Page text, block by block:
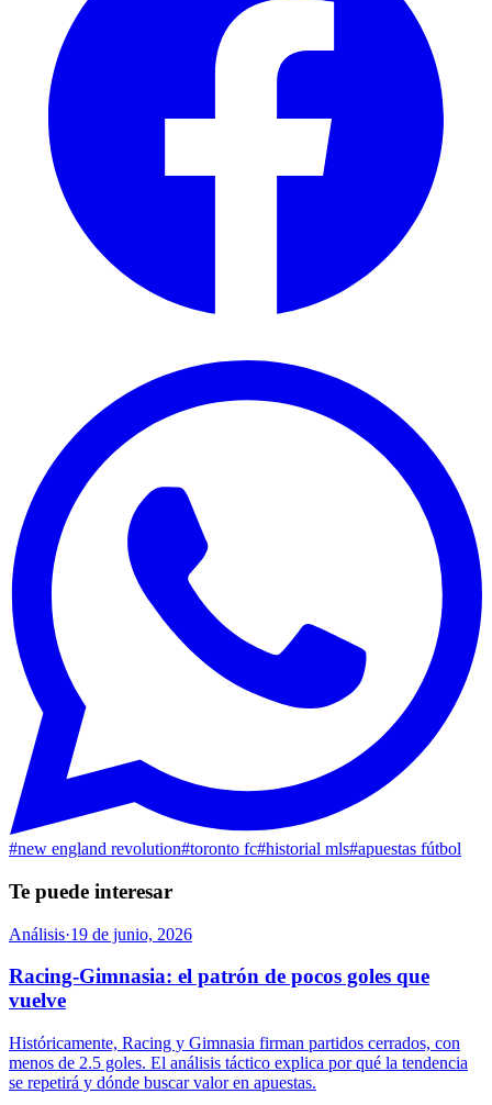
#new england revolution#toronto fc#historial mls#apuestas fútbol
Te puede interesar
Análisis·19 de junio, 2026
Racing-Gimnasia: el patrón de pocos goles que
vuelve
Históricamente, Racing y Gimnasia firman partidos cerrados, con
menos de 2.5 goles. El análisis táctico explica por qué la tendencia
se repetirá y dónde buscar valor en apuestas.